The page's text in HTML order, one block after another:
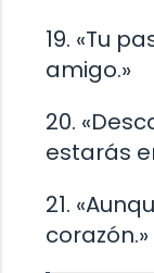
19. «Tu
amigo.»
20.
estarás
21.
corazón.»